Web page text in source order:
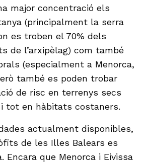
major concentració els
(principalment la serra
es troben el 70% dels
de l’arxipèlag) com també
(especialment a Menorca,
també es poden trobar
de risc en terrenys secs
tot en hàbitats costaners.
actualment disponibles,
de les Illes Balears es
Encara que Menorca i Eivissa